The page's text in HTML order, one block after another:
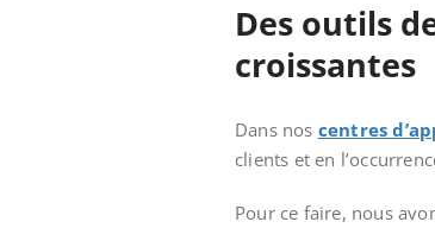
Des outils
croissantes
Dans nos centres
clients et en
Pour ce faire, nous